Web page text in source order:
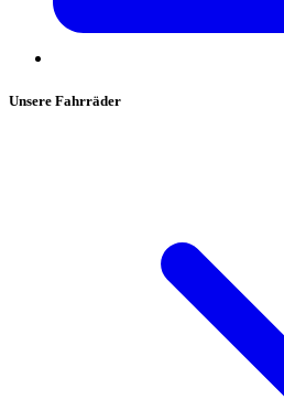
Unsere Fahrräder